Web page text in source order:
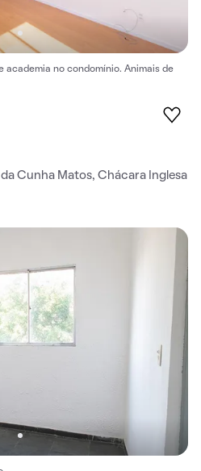
academia no condomínio. Animais de
Cunha Matos, Chácara Inglesa